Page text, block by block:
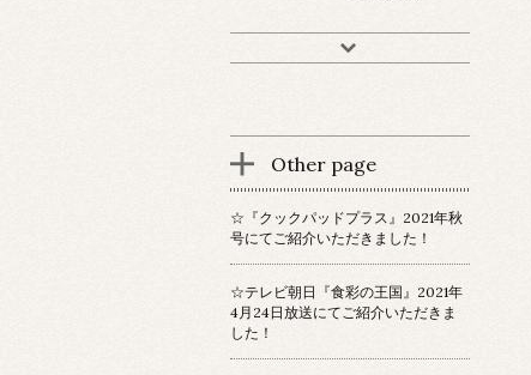
Other page
☆『クックパッドプラス』2021年秋
号にてご紹介いただきました！
☆テレビ朝日『食彩の王国』2021年
4月24日放送にてご紹介いただきま
した！